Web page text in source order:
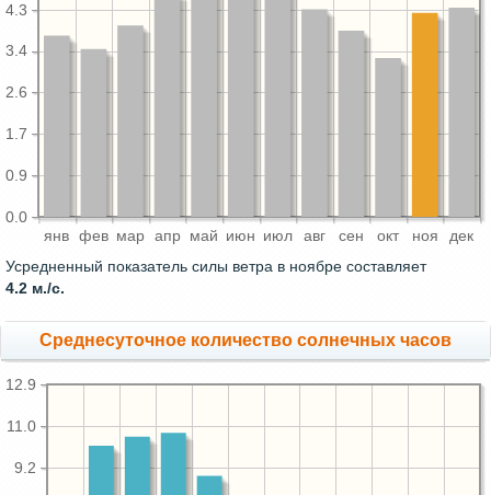
янв фев мар апр май июн июл авг сен окт ноя дек
0.0
0.9
1.7
2.6
3.4
4.3
Усредненный показатель силы ветра в ноябре составляет
4.2 м./с.
Среднесуточное количество солнечных часов
9.2
11.0
12.9